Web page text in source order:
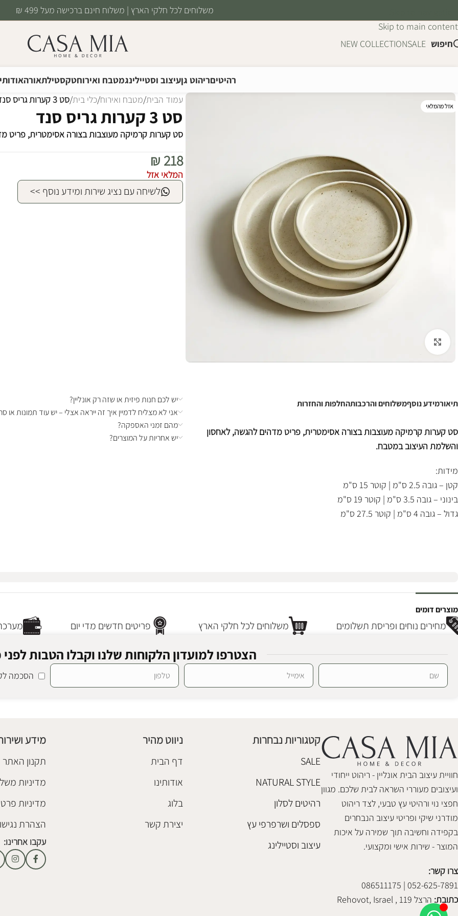
Skip to main content
משלוחים לכל חלקי הארץ | משלוח חינם ברכישה מעל 499 ₪
חיפוש SALE
NEW COLLECTION
רהיטיםריהוט גןעיצוב וסטיילינגמטבח ואירוחטקסטילתאורה
אזל מהמלאי
עמוד הבית/מטבח ואירוח/כלי בית/סט 3 קערות גריס סנד
סט 3 קערות גריס סנד
סט קערות קרמיקה מעוצבות בצורה אסימטרית, פריט
₪ 218
המלאי אזל
לשיחה עם נציג שירות ומידע נוסף >>
תיאורמידע נוסףמשלוחים והרכבותהחלפות והחזרות
סט קערות קרמיקה מעוצבות בצורה אסימטרית, פריט מדהים להגשה, לאחסון
והשלמת העיצוב במטבח.
מידות:
קטן – גובה 2.5 ס"מ | קוטר 15 ס"מ
בינוני – גובה 3.5 ס"מ | קוטר 19 ס"מ
גדול – גובה 4 ס"מ | קוטר 27.5 ס"מ
יש לכם חנות פיזית או שזה רק אונליין?
אני לא מצליח לדמיין איך זה ייראה אצלי – יש עוד תמונות או
מהם זמני האספקה?
יש אחריות על המוצרים?
מוצרים דומים
פריטים חדשים מדי יום משלוחים לכל חלקי הארץ מחירים נוחים ופריסת תשלומים
הצטרפו למועדון הלקוחות שלנו וקבלו הטבות
הסכמה
חוויית עיצוב הבית אונליין - ריהוט ייחודי
ועיצובים מעוררי השראה לבית שלכם. מגוון
חפצי נוי ורהיטי עץ טבעי, לצד ריהוט
מודרני שיקי ופריטי עיצוב הנבחרים
בקפידה וחשיבה תוך שמירה על איכות
המוצר - שירות אישי ומקצועי.
צרו קשר:
052-625-7891 | 086511175
כתובת: הרצל 119 , Rehovot, Israel
קטגוריות נבחרות
SALE
NATURAL STYLE
רהיטים לסלון
ספסלים ושרפרפי עץ
עיצוב וסטיילינג
ניווט מהיר
דף הבית
אודותינו
בלוג
יצירת קשר
מידע
תקנון האתר
מדיניות
מדיניות
הצהרת
עקבו אחרינו: